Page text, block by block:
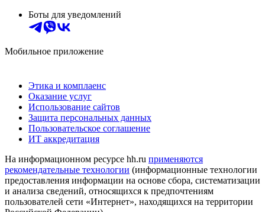
Боты для уведомлений
Мобильное приложение
Этика и комплаенс
Оказание услуг
Использование сайтов
Защита персональных данных
Пользовательское соглашение
ИТ аккредитация
На информационном ресурсе hh.ru применяются
рекомендательные технологии (информационные технологии
предоставления информации на основе сбора, систематизации
и анализа сведений, относящихся к предпочтениям
пользователей сети «Интернет», находящихся на территории